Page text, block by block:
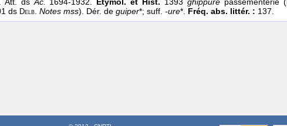
Att. dsAc. 1694-1932. Étymol. et Hist. 1393ghippure passementerie (
ds Delb. Notes mss). Dér. de guiper*; suff. -ure*. Fréq. abs. littér. : 137.